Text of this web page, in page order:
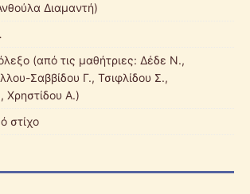
Διαμαντή)
(από τις μαθήτριες: Δέδε Ν.,
Σαββίδου Γ., Τσιφλίδου Σ.,
Χρηστίδου Α.)
στίχο